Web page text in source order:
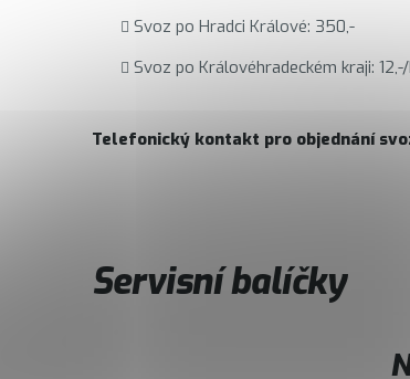
Svoz po Hradci Králové: 350,-
Svoz po Královéhradeckém kraji:
Telefonický kontakt pro objednání
Servisní balíčky